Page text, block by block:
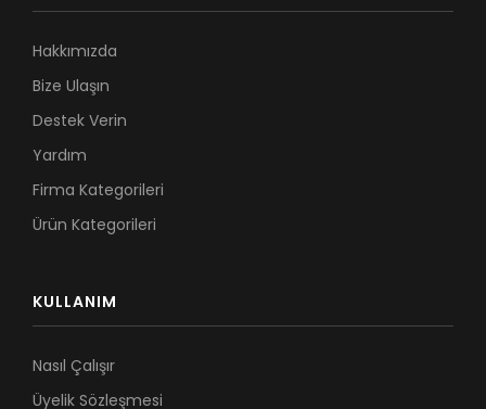
Hakkımızda
Bize Ulaşın
Destek Verin
Yardım
Firma Kategorileri
Ürün Kategorileri
KULLANIM
Nasıl Çalışır
Üyelik Sözleşmesi